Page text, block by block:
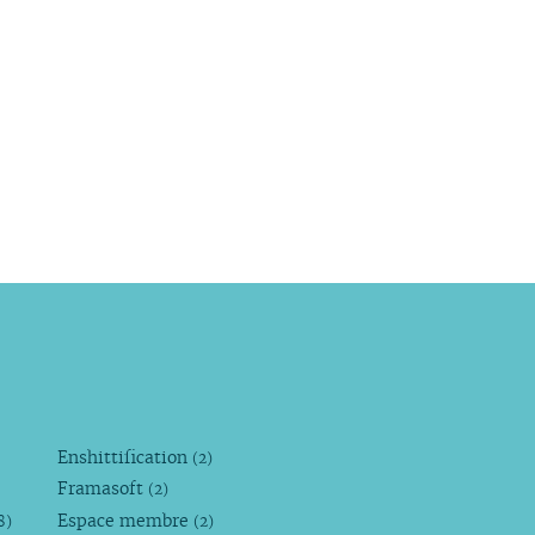
Enshittification (2)
Framasoft (2)
Espace membre (2)